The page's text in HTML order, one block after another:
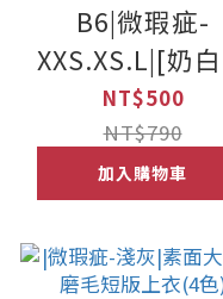
B6|微瑕疵-
XXS.XS.L|[奶
2.0]高腰小隻女
牛仔寬褲 XXS-
L(九分款/長款)
NT$500
NT$790
加入購物車